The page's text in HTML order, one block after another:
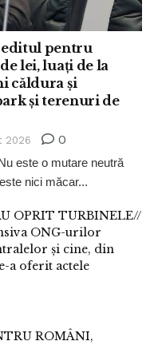
pentru
lei, luați de la
căldura și
și terenuri de
2026 0
este o mutare neutră
nici măcar...
OPRIT TURBINELE//
ONG-urilor
și cine, din
a oferit actele
ROMÂNI,